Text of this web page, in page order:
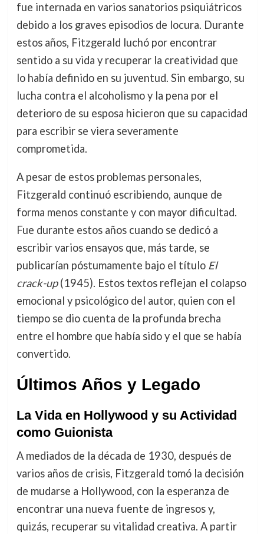
fue internada en varios sanatorios psiquiátricos
debido a los graves episodios de locura. Durante
estos años, Fitzgerald luchó por encontrar
sentido a su vida y recuperar la creatividad que
lo había definido en su juventud. Sin embargo, su
lucha contra el alcoholismo y la pena por el
deterioro de su esposa hicieron que su capacidad
para escribir se viera severamente
comprometida.
A pesar de estos problemas personales,
Fitzgerald continuó escribiendo, aunque de
forma menos constante y con mayor dificultad.
Fue durante estos años cuando se dedicó a
escribir varios ensayos que, más tarde, se
publicarían póstumamente bajo el título El
crack-up(1945). Estos textos reflejan el colapso
emocional y psicológico del autor, quien con el
tiempo se dio cuenta de la profunda brecha
entre el hombre que había sido y el que se había
convertido.
Últimos Años y Legado
La Vida en Hollywood y su Actividad
como Guionista
A mediados de la década de 1930, después de
varios años de crisis, Fitzgerald tomó la decisión
de mudarse a Hollywood, con la esperanza de
encontrar una nueva fuente de ingresos y,
quizás, recuperar su vitalidad creativa. A partir